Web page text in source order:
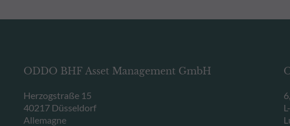
ODDO BHF Asset Management GmbH
Herzogstraße 15
40217 Düsseldorf
Allemagne